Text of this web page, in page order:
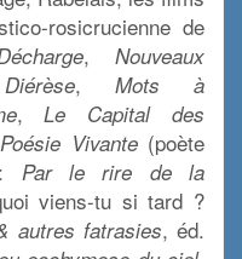
rosicrucienne de
, Nouveaux
, Mots
à
,Le Capital des
Poésie Vivante(poète
Par le rire de la
viens-tu si tard ?
autres fatrasies, éd.